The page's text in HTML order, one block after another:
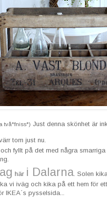
två*fniss*) Just denna skönhet är
tom just nu.
fyllt på det med några
här i Dalarna. Solen
vi iväg och kika på ett hem för
IKEA´s pysselsida...